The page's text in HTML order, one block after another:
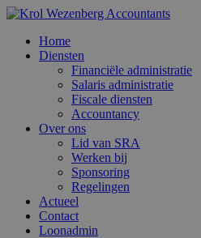
Home
Diensten
Financiële administratie
Salaris administratie
Fiscale diensten
Accountancy
Over ons
Lid van SRA
Werken bij
Sponsoring
Regelingen
Actueel
Contact
Loonadmin